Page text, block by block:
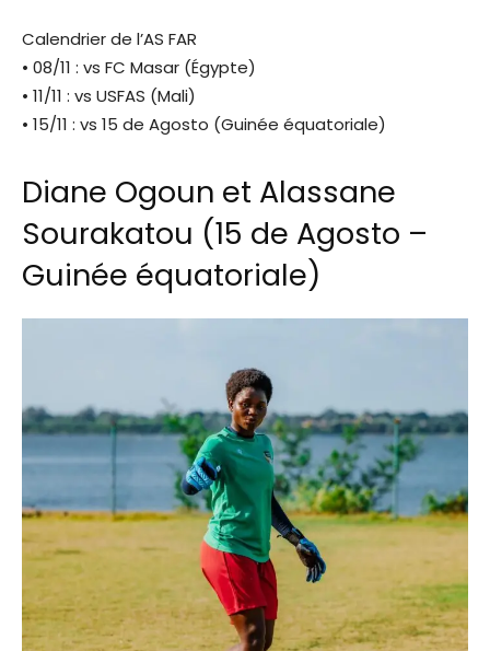
Calendrier de l’AS FAR
• 08/11 : vs FC Masar (Égypte)
• 11/11 : vs USFAS (Mali)
• 15/11 : vs 15 de Agosto (Guinée équatoriale)
Diane Ogoun et Alassane
Sourakatou (15 de Agosto –
Guinée équatoriale)